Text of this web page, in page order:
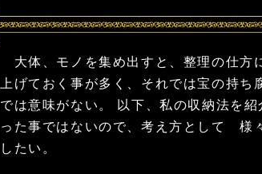
大体、モノを集め出すと、整理の仕方
上げておく事が多く、それでは宝の持
では意味がない。 以下、私の収納法を
った事ではないので、考え方として 様
したい。